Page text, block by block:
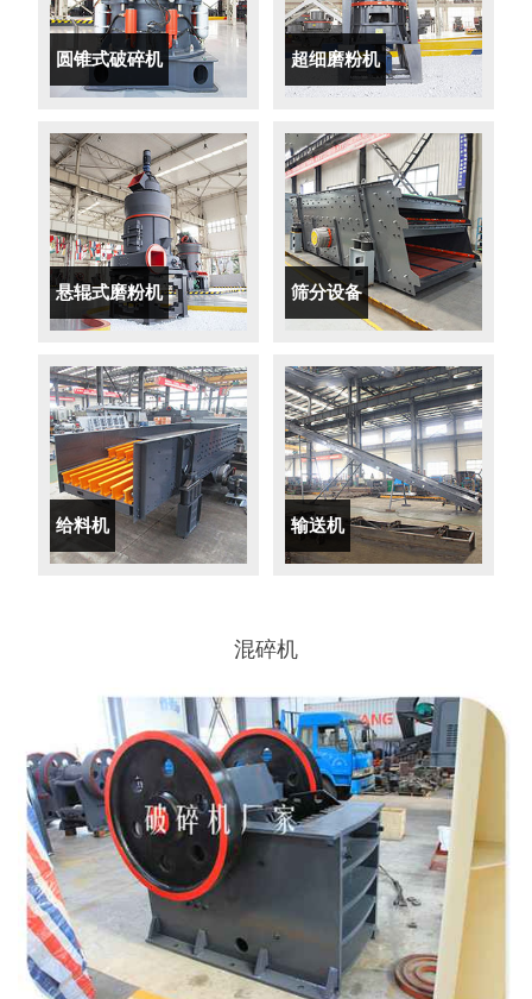
圆锥式破碎机 超细磨粉机
悬辊式磨粉机 筛分设备
给料机 输送机
混碎机